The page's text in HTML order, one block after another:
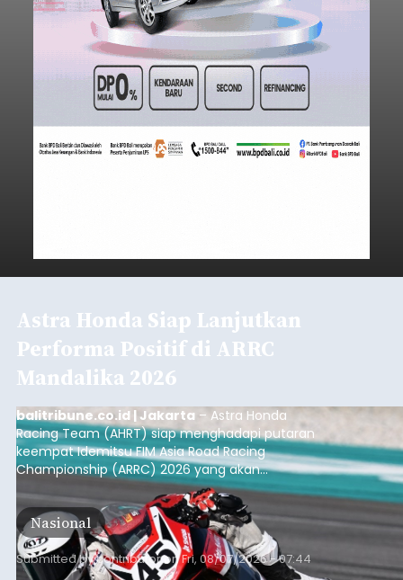
Astra Honda Siap Lanjutkan
Performa Positif di ARRC
Mandalika 2026
balitribune.co.id | Jakarta – Astra Honda
Racing Team (AHRT) siap menghadapi putaran
keempat Idemitsu FIM Asia Road Racing
Championship (ARRC) 2026 yang akan
berlangsung di Pertamina Mandalika
International Circuit, Lombok, Nusa Tenggara
Barat, pada 7–9 Agustus 2026.
Nasional
Submitted bycontributoronFri, 08/07/2026 - 07:44